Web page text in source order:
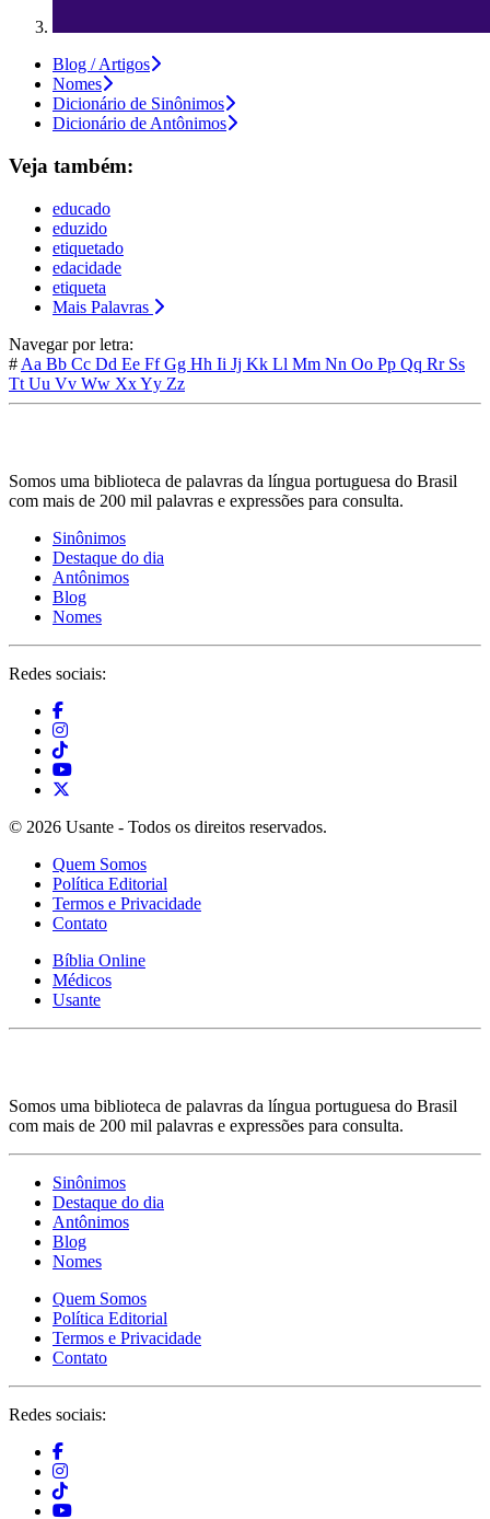
Blog / Artigos
Nomes
Dicionário de Sinônimos
Dicionário de Antônimos
Veja também:
educado
eduzido
etiquetado
edacidade
etiqueta
Mais Palavras
Navegar por letra:
# Aa Bb Cc Dd Ee FfGg Hh Ii Jj Kk Ll Mm Nn Oo Pp Qq Rr Ss
Tt Uu Vv Ww XxYy Zz
Somos uma biblioteca de palavras da língua portuguesa do Brasil
com mais de 200 mil palavras e expressões para consulta.
Sinônimos
Destaque do dia
Antônimos
Blog
Nomes
Redes sociais:
© 2026 Usante - Todos os direitos reservados.
Quem Somos
Política Editorial
Termos e Privacidade
Contato
Bíblia Online
Médicos
Usante
Somos uma biblioteca de palavras da língua portuguesa do Brasil
com mais de 200 mil palavras e expressões para consulta.
Sinônimos
Destaque do dia
Antônimos
Blog
Nomes
Quem Somos
Política Editorial
Termos e Privacidade
Contato
Redes sociais: